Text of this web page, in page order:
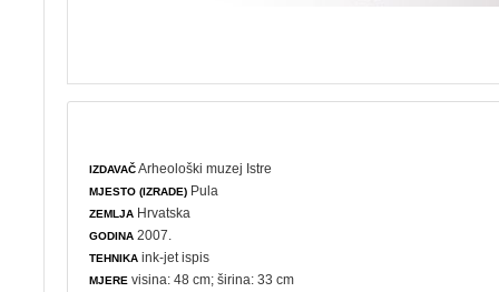
IZDAVAČArheološki muzej Istre
MJESTO (IZRADE) Pula
ZEMLJA Hrvatska
GODINA 2007.
TEHNIKA ink-jet ispis
MJERE visina: 48 cm; širina: 33 cm